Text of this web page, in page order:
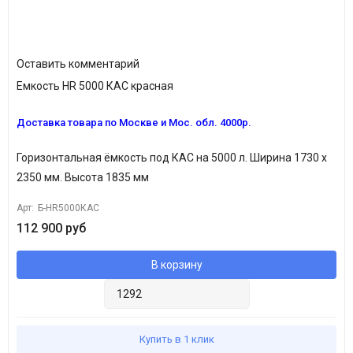
Вариативность.
Линейка горизонтальных емкостей для КАС различного объема
позволяет оптимально подобрать рабочий объем и включает
мембраной, которая защищает емкость от попадания в нее
Оставить комментарий
Емкость HR 5000 КАС красная
Доставка товара по Москве и Мос. обл. 4000р.
Горизонтальная ёмкость под КАС на 5000 л. Ширина 1730 х
2350 мм. Высота 1835 мм
Арт: Б-HR5000КАС
112 900 руб
В корзину
Купить в 1 клик